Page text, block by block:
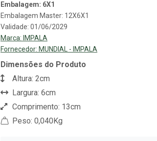
Embalagem: 6X1
Embalagem Master: 12X6X1
Validade: 01/06/2029
Marca: IMPALA
Fornecedor: MUNDIAL - IMPALA
Dimensões do Produto
Altura: 2cm
Largura: 6cm
Comprimento: 13cm
Peso: 0,040Kg